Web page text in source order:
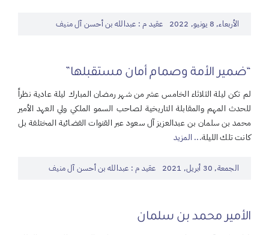
الأربعاء, 8 يونيو, 2022 عقيد م : عبدالله بن أحسن آل منيف
“ضمير الأمة وصمام أمان مستقبلها”
لم تكن ليلة الثلاثاء الخامس عشر من شهر رمضان المبارك ليلة عادية نظراً
للحدث المهم والمقابلة التاريخية لصاحب السمو الملكي ولي العهد الأمير
محمد بن سلمان بن عبدالعزيز آل سعود عبر القنوات الفضائية المختلفة بل
كانت تلك الليلة... المزيد
الجمعة, 30 أبريل, 2021 عقيد م : عبدالله بن أحسن آل منيف
الأمير محمد بن سلمان